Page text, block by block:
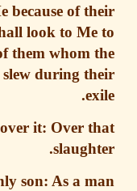
Me because of
shall look to
of them whom
and slew during
over it: Over
an only son: As a